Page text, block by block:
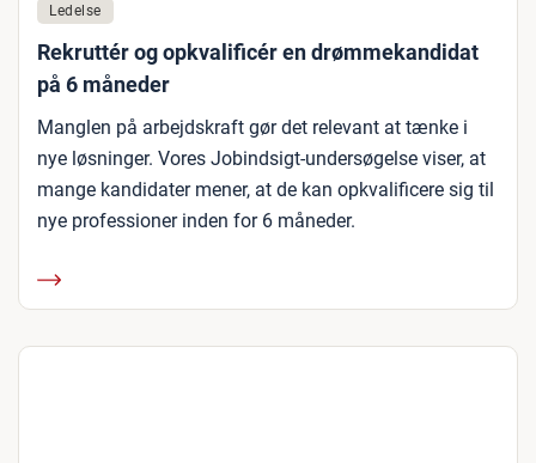
Ledelse
Rekruttér og opkvalificér en drømmekandidat
på 6 måneder
Manglen på arbejdskraft gør det relevant at tænke i
nye løsninger. Vores Jobindsigt-undersøgelse viser, at
mange kandidater mener, at de kan opkvalificere sig til
nye professioner inden for 6 måneder.